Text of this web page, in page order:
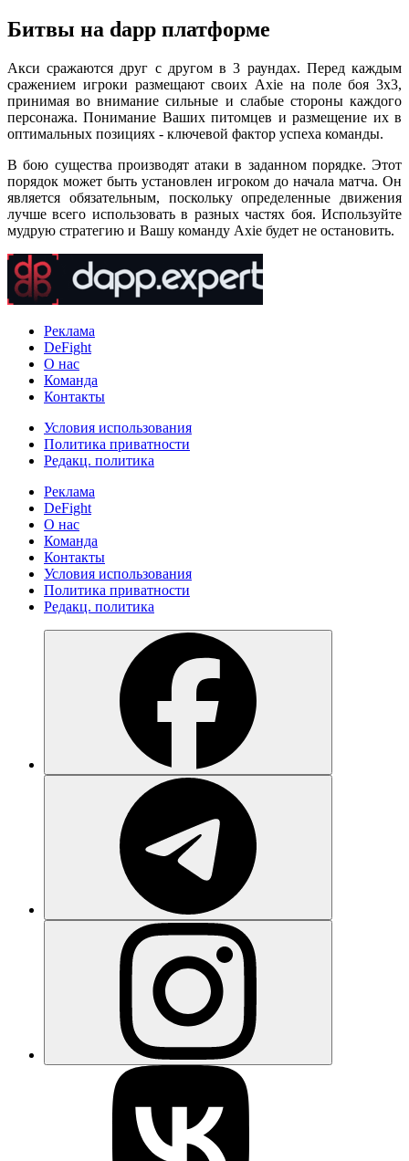
Битвы на dapp платформе
Акси сражаются друг с другом в 3 раундах. Перед каждым
сражением игроки размещают своих Axie на поле боя 3х3,
принимая во внимание сильные и слабые стороны каждого
персонажа. Понимание Ваших питомцев и размещение их в
оптимальных позициях - ключевой фактор успеха команды.
В бою существа производят атаки в заданном порядке. Этот
порядок может быть установлен игроком до начала матча. Он
является обязательным, поскольку определенные движения
лучше всего использовать в разных частях боя. Используйте
мудрую стратегию и Вашу команду Axie будет не остановить.
Реклама
DeFight
О нас
Команда
Контакты
Условия использования
Политика приватности
Редакц. политика
Реклама
DeFight
О нас
Команда
Контакты
Условия использования
Политика приватности
Редакц. политика